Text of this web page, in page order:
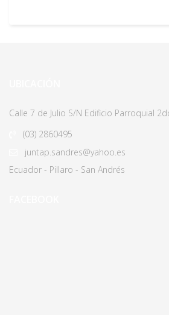
Calle 7 de Julio S/N Edificio Parroquial
(03) 2860495
juntap.sandres@yahoo.es
Ecuador - Pillaro - San Andrés